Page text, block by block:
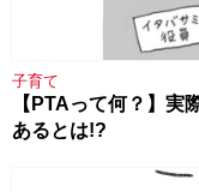
子育て
【PTAって何？】実
あるとは!?